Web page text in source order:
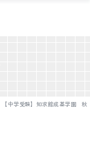
【中学受験】知求館成基学園 秋